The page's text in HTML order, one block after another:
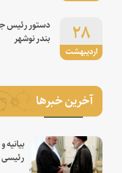
اردیبهشت
۲۸
دستور رئیس
بندر نوشهر
آخرین خبرها